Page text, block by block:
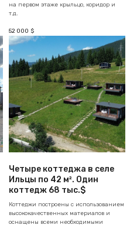
на первом этаже крыльцо, коридор и
т.д.
52 000 $
Четыре коттеджа в селе
Ильцы по 42 м². Один
коттедж 68 тыс.$
Коттеджи построены с использованием
высококачественных материалов и
оснащены всеми необходимыми